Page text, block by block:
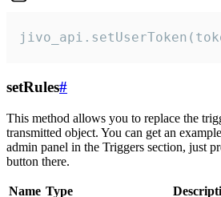
setRules#
This method allows you to replace the
transmitted object. You can get an
admin panel in the Triggers section, just
button there.
Name Type